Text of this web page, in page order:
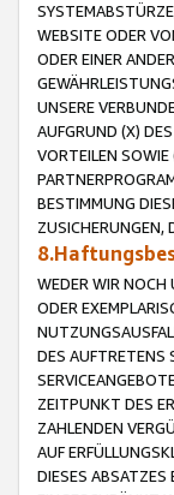
WEBSITE ODER
ODER EINER
UNSERE
AUFGRUND (X)
VORTEILEN
BESTIMMUNG
ZUSICHERUNGEN,
WEDER WIR NOCH
ODER
DES AUFTRETENS
ZEITPUNKT DES
ZAHLENDEN
AUF
DIESES ABSATZES